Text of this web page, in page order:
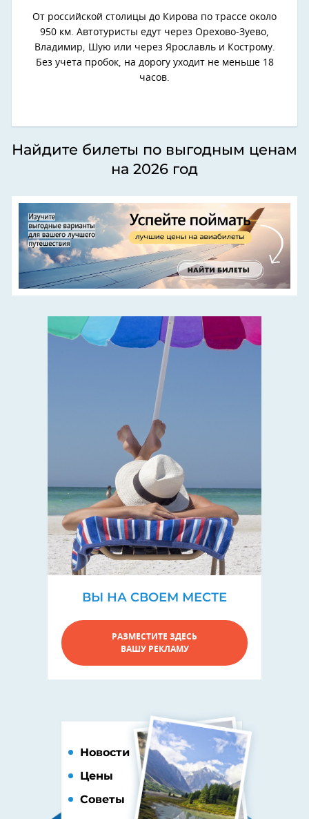
От российской столицы до Кирова по трассе около
950 км. Автотуристы едут через Орехово-Зуево,
Владимир, Шую или через Ярославль и Кострому.
Без учета пробок, на дорогу уходит не меньше 18
часов.
Найдите билеты по выгодным ценам
на 2026 год
ВЫ НА СВОЕМ МЕСТЕ
РАЗМЕСТИТЕ ЗДЕСЬ
ВАШУ РЕКЛАМУ
Новости
Цены
Советы